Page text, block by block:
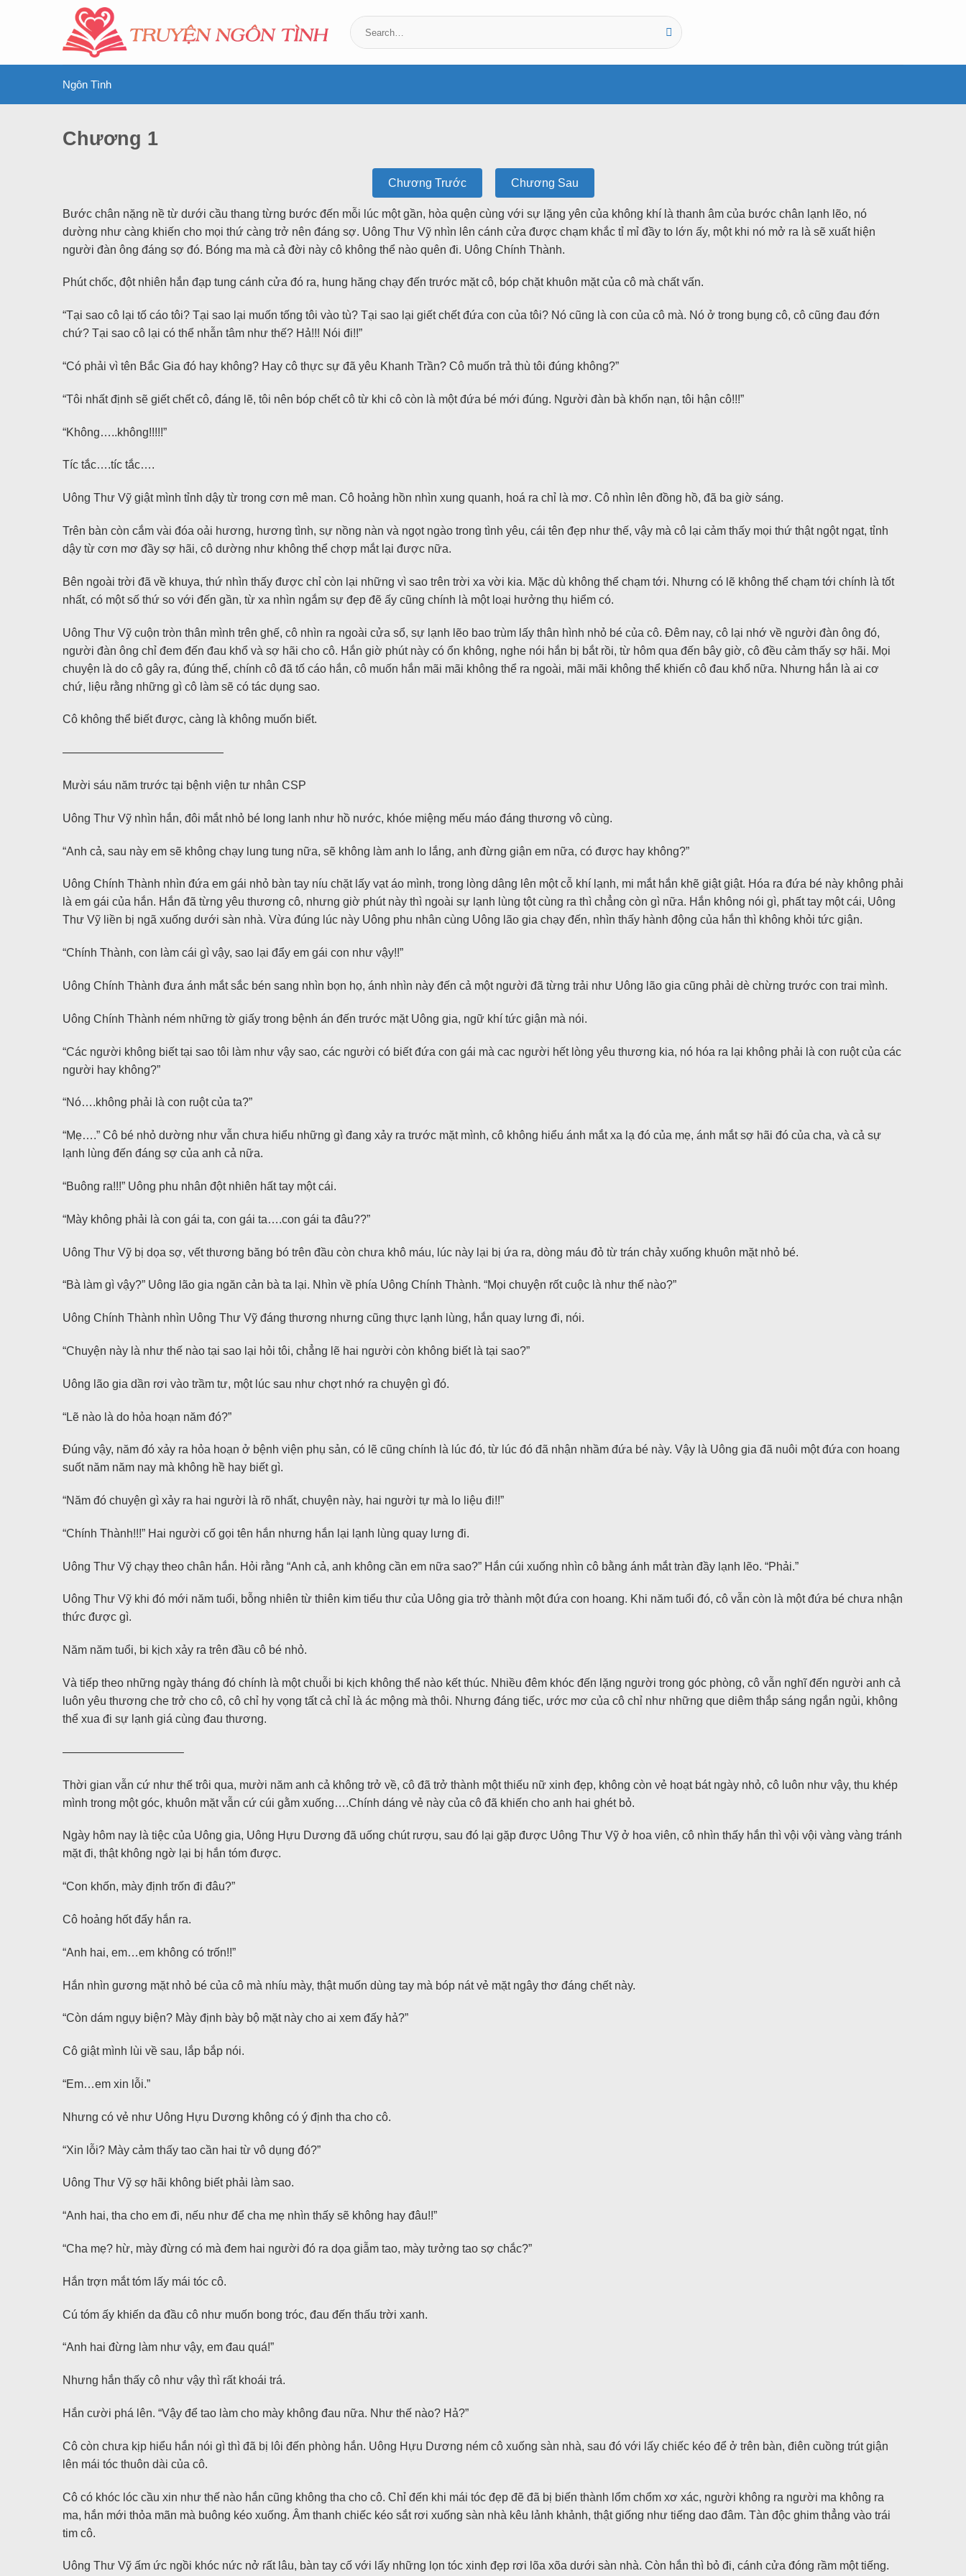
Ngôn Tình
Chương 1
Chương Trước Chương Sau
Bước chân nặng nề từ dưới cầu thang từng bước đến mỗi lúc một gần, hòa quện cùng với sự lặng yên của không khí là thanh âm của bước chân lạnh lẽo, nó
dường như càng khiến cho mọi thứ càng trở nên đáng sợ. Uông Thư Vỹ nhìn lên cánh cửa được chạm khắc tỉ mỉ đầy to lớn ấy, một khi nó mở ra là sẽ xuất hiện
người đàn ông đáng sợ đó. Bóng ma mà cả đời này cô không thể nào quên đi. Uông Chính Thành.
Phút chốc, đột nhiên hắn đạp tung cánh cửa đó ra, hung hăng chạy đến trước mặt cô, bóp chặt khuôn mặt của cô mà chất vấn.
“Tại sao cô lại tố cáo tôi? Tại sao lại muốn tống tôi vào tù? Tại sao lại giết chết đứa con của tôi? Nó cũng là con của cô mà. Nó ở trong bụng cô, cô cũng đau đớn
chứ? Tại sao cô lại có thể nhẫn tâm như thế? Hả!!! Nói đi!!”
“Có phải vì tên Bắc Gia đó hay không? Hay cô thực sự đã yêu Khanh Trần? Cô muốn trả thù tôi đúng không?”
“Tôi nhất định sẽ giết chết cô, đáng lẽ, tôi nên bóp chết cô từ khi cô còn là một đứa bé mới đúng. Người đàn bà khốn nạn, tôi hận cô!!!”
“Không…..không!!!!!”
Tíc tắc….tíc tắc….
Uông Thư Vỹ giật mình tỉnh dậy từ trong cơn mê man. Cô hoảng hồn nhìn xung quanh, hoá ra chỉ là mơ. Cô nhìn lên đồng hồ, đã ba giờ sáng.
Trên bàn còn cắm vài đóa oải hương, hương tình, sự nồng nàn và ngọt ngào trong tình yêu, cái tên đẹp như thế, vậy mà cô lại cảm thấy mọi thứ thật ngột ngạt, tỉnh
dậy từ cơn mơ đầy sợ hãi, cô dường như không thể chợp mắt lại được nữa.
Bên ngoài trời đã về khuya, thứ nhìn thấy được chỉ còn lại những vì sao trên trời xa vời kia. Mặc dù không thể chạm tới. Nhưng có lẽ không thể chạm tới chính là tốt
nhất, có một số thứ so với đến gần, từ xa nhìn ngắm sự đẹp đẽ ấy cũng chính là một loại hưởng thụ hiểm có.
Uông Thư Vỹ cuộn tròn thân mình trên ghế, cô nhìn ra ngoài cửa sổ, sự lạnh lẽo bao trùm lấy thân hình nhỏ bé của cô. Đêm nay, cô lại nhớ về người đàn ông đó,
người đàn ông chỉ đem đến đau khổ và sợ hãi cho cô. Hắn giờ phút này có ổn không, nghe nói hắn bị bắt rồi, từ hôm qua đến bây giờ, cô đều cảm thấy sợ hãi. Mọi
chuyện là do cô gây ra, đúng thế, chính cô đã tố cáo hắn, cô muốn hắn mãi mãi không thể ra ngoài, mãi mãi không thể khiến cô đau khổ nữa. Nhưng hắn là ai cơ
chứ, liệu rằng những gì cô làm sẽ có tác dụng sao.
Cô không thể biết được, càng là không muốn biết.
——————————————
Mười sáu năm trước tại bệnh viện tư nhân CSP
Uông Thư Vỹ nhìn hắn, đôi mắt nhỏ bé long lanh như hồ nước, khóe miệng mếu máo đáng thương vô cùng.
“Anh cả, sau này em sẽ không chạy lung tung nữa, sẽ không làm anh lo lắng, anh đừng giận em nữa, có được hay không?”
Uông Chính Thành nhìn đứa em gái nhỏ bàn tay níu chặt lấy vạt áo mình, trong lòng dâng lên một cỗ khí lạnh, mi mắt hắn khẽ giật giật. Hóa ra đứa bé này không phải
là em gái của hắn. Hắn đã từng yêu thương cô, nhưng giờ phút này thì ngoài sự lạnh lùng tột cùng ra thì chẳng còn gì nữa. Hắn không nói gì, phất tay một cái, Uông
Thư Vỹ liền bị ngã xuống dưới sàn nhà. Vừa đúng lúc này Uông phu nhân cùng Uông lão gia chạy đến, nhìn thấy hành động của hắn thì không khỏi tức giận.
“Chính Thành, con làm cái gì vậy, sao lại đẩy em gái con như vậy!!”
Uông Chính Thành đưa ánh mắt sắc bén sang nhìn bọn họ, ánh nhìn này đến cả một người đã từng trải như Uông lão gia cũng phải dè chừng trước con trai mình.
Uông Chính Thành ném những tờ giấy trong bệnh án đến trước mặt Uông gia, ngữ khí tức giận mà nói.
“Các người không biết tại sao tôi làm như vậy sao, các người có biết đứa con gái mà cac người hết lòng yêu thương kia, nó hóa ra lại không phải là con ruột của các
người hay không?”
“Nó….không phải là con ruột của ta?”
“Mẹ….” Cô bé nhỏ dường như vẫn chưa hiểu những gì đang xảy ra trước mặt mình, cô không hiểu ánh mắt xa lạ đó của mẹ, ánh mắt sợ hãi đó của cha, và cả sự
lạnh lùng đến đáng sợ của anh cả nữa.
“Buông ra!!!” Uông phu nhân đột nhiên hất tay một cái.
“Mày không phải là con gái ta, con gái ta….con gái ta đâu??”
Uông Thư Vỹ bị dọa sợ, vết thương băng bó trên đầu còn chưa khô máu, lúc này lại bị ứa ra, dòng máu đỏ từ trán chảy xuống khuôn mặt nhỏ bé.
“Bà làm gì vậy?” Uông lão gia ngăn cản bà ta lại. Nhìn về phía Uông Chính Thành. “Mọi chuyện rốt cuộc là như thế nào?”
Uông Chính Thành nhìn Uông Thư Vỹ đáng thương nhưng cũng thực lạnh lùng, hắn quay lưng đi, nói.
“Chuyện này là như thế nào tại sao lại hỏi tôi, chẳng lẽ hai người còn không biết là tại sao?”
Uông lão gia dần rơi vào trầm tư, một lúc sau như chợt nhớ ra chuyện gì đó.
“Lẽ nào là do hỏa hoạn năm đó?”
Đúng vậy, năm đó xảy ra hỏa hoạn ở bệnh viện phụ sản, có lẽ cũng chính là lúc đó, từ lúc đó đã nhận nhầm đứa bé này. Vậy là Uông gia đã nuôi một đứa con hoang
suốt năm năm nay mà không hề hay biết gì.
“Năm đó chuyện gì xảy ra hai người là rõ nhất, chuyện này, hai người tự mà lo liệu đi!!”
“Chính Thành!!!” Hai người cố gọi tên hắn nhưng hắn lại lạnh lùng quay lưng đi.
Uông Thư Vỹ chạy theo chân hắn. Hỏi rằng “Anh cả, anh không cần em nữa sao?” Hắn cúi xuống nhìn cô bằng ánh mắt tràn đầy lạnh lẽo. “Phải.”
Uông Thư Vỹ khi đó mới năm tuổi, bỗng nhiên từ thiên kim tiểu thư của Uông gia trở thành một đứa con hoang. Khi năm tuổi đó, cô vẫn còn là một đứa bé chưa nhận
thức được gì.
Năm năm tuổi, bi kịch xảy ra trên đầu cô bé nhỏ.
Và tiếp theo những ngày tháng đó chính là một chuỗi bi kịch không thể nào kết thúc. Nhiều đêm khóc đến lặng người trong góc phòng, cô vẫn nghĩ đến người anh cả
luôn yêu thương che trở cho cô, cô chỉ hy vọng tất cả chỉ là ác mộng mà thôi. Nhưng đáng tiếc, ước mơ của cô chỉ như những que diêm thắp sáng ngắn ngủi, không
thể xua đi sự lạnh giá cùng đau thương.
——————————–
Thời gian vẫn cứ như thế trôi qua, mười năm anh cả không trở về, cô đã trở thành một thiếu nữ xinh đẹp, không còn vẻ hoạt bát ngày nhỏ, cô luôn như vậy, thu khép
mình trong một góc, khuôn mặt vẫn cứ cúi gằm xuống….Chính dáng vẻ này của cô đã khiến cho anh hai ghét bỏ.
Ngày hôm nay là tiệc của Uông gia, Uông Hựu Dương đã uống chút rượu, sau đó lại gặp được Uông Thư Vỹ ở hoa viên, cô nhìn thấy hắn thì vội vội vàng vàng tránh
mặt đi, thật không ngờ lại bị hắn tóm được.
“Con khốn, mày định trốn đi đâu?”
Cô hoảng hốt đẩy hắn ra.
“Anh hai, em…em không có trốn!!”
Hắn nhìn gương mặt nhỏ bé của cô mà nhíu mày, thật muốn dùng tay mà bóp nát vẻ mặt ngây thơ đáng chết này.
“Còn dám ngụy biện? Mày định bày bộ mặt này cho ai xem đấy hả?”
Cô giật mình lùi về sau, lắp bắp nói.
“Em…em xin lỗi.”
Nhưng có vẻ như Uông Hựu Dương không có ý định tha cho cô.
“Xin lỗi? Mày cảm thấy tao cần hai từ vô dụng đó?”
Uông Thư Vỹ sợ hãi không biết phải làm sao.
“Anh hai, tha cho em đi, nếu như để cha mẹ nhìn thấy sẽ không hay đâu!!”
“Cha mẹ? hừ, mày đừng có mà đem hai người đó ra dọa giẫm tao, mày tưởng tao sợ chắc?”
Hắn trợn mắt tóm lấy mái tóc cô.
Cú tóm ấy khiến da đầu cô như muốn bong tróc, đau đến thấu trời xanh.
“Anh hai đừng làm như vậy, em đau quá!”
Nhưng hắn thấy cô như vậy thì rất khoái trá.
Hắn cười phá lên. “Vậy để tao làm cho mày không đau nữa. Như thế nào? Hả?”
Cô còn chưa kịp hiểu hắn nói gì thì đã bị lôi đến phòng hắn. Uông Hựu Dương ném cô xuống sàn nhà, sau đó với lấy chiếc kéo để ở trên bàn, điên cuồng trút giận
lên mái tóc thuôn dài của cô.
Cô có khóc lóc cầu xin như thế nào hắn cũng không tha cho cô. Chỉ đến khi mái tóc đẹp đẽ đã bị biến thành lổm chổm xơ xác, người không ra người ma không ra
ma, hắn mới thỏa mãn mà buông kéo xuống. Âm thanh chiếc kéo sắt rơi xuống sàn nhà kêu lảnh khảnh, thật giống như tiếng dao đâm. Tàn độc ghim thẳng vào trái
tim cô.
Uông Thư Vỹ ấm ức ngồi khóc nức nở rất lâu, bàn tay cố với lấy những lọn tóc xinh đẹp rơi lõa xõa dưới sàn nhà. Còn hắn thì bỏ đi, cánh cửa đóng rầm một tiếng.